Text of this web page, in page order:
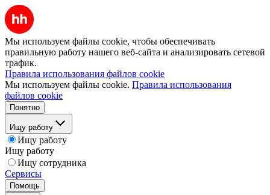
Мы используем файлы cookie, чтобы обеспечивать
правильную работу нашего веб-сайта и анализировать сетевой
трафик.
Правила использования файлов cookie
Мы используем файлы cookie. Правила использования
файлов cookie
Понятно
Ищу работу
Ищу работу
Ищу работу
Ищу сотрудника
Сервисы
Помощь